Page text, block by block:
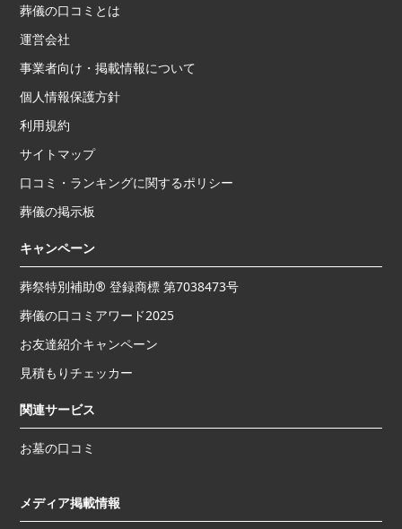
葬儀の口コミとは
運営会社
事業者向け・掲載情報について
個人情報保護方針
利用規約
サイトマップ
口コミ・ランキングに関するポリシー
葬儀の掲示板
キャンペーン
葬祭特別補助® 登録商標 第7038473号
葬儀の口コミアワード2025
お友達紹介キャンペーン
見積もりチェッカー
関連サービス
お墓の口コミ
メディア掲載情報